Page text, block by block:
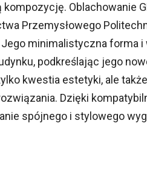
Oblachowanie
Przemysłowego
minimalistyczna forma
podkreślając jego
kwestia estetyki, ale
Dzięki
spójnego i stylowego